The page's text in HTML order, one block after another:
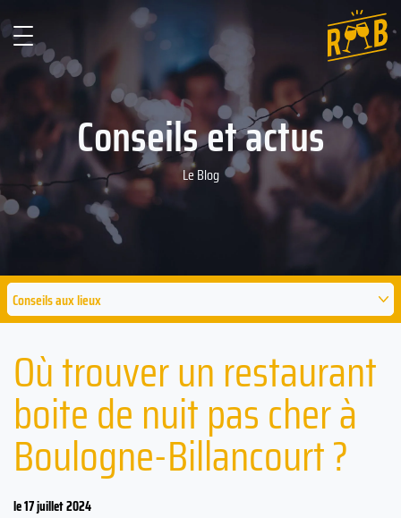
Conseils et actus
Le Blog
Conseils aux lieux
Où trouver un restaurant
boite de nuit pas cher à
Boulogne-Billancourt ?
le 17 juillet 2024